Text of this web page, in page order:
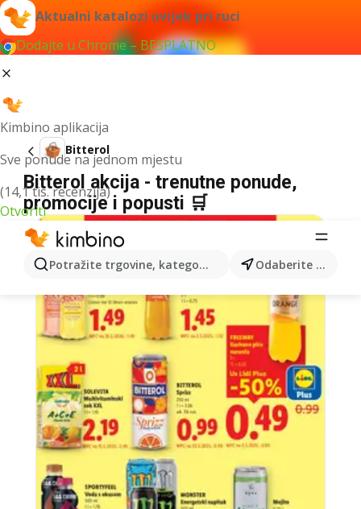
Aktualni katalozi uvijek pri ruci
Dodajte u Chrome – BESPLATNO
Kimbino aplikacija
Sve ponude na jednom mjestu
(14,1 tis. recenzija)
Otvoriti
Potražite trgovine, kategorije, proizvode... Odaberite grad
Bitterol
Bitterol akcija - trenutne ponude,
promocije i popusti 🛒